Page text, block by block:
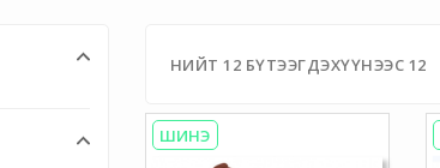
НИЙТ 12 БҮТЭЭГДЭХҮҮНЭЭС 12
ШИНЭ